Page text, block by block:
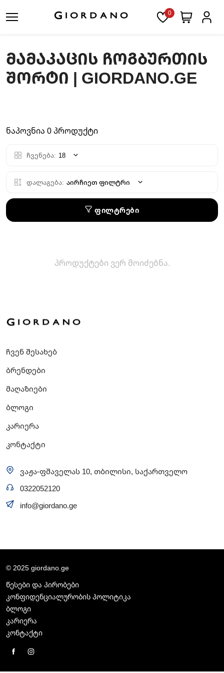
0
ᲛᲐᲛᲐᲙᲐᲪᲘᲡ ᲩᲝᲒᲑᲣᲠᲗᲘᲡ
ᲨᲝᲠᲢᲘ | GIORDANO.GE
ნაპოვნია 0 პროდუქტი
ჩვენება: 18
დალაგება: აირჩიეთ ფილტრი
ფილტრები
პროდუქტები ვერ მოიძებნა.
ჩვენ შესახებ
ბრენდები
მაღაზიები
ბლოგი
კარიერა
კონტაქტი
ვაჟა-ფშაველას 10, თბილისი, საქართველო
0322052120
info@giordano.ge
© 2025 giordano.ge
წესები და პირობები
კონფიდენციალურობის პოლიტიკა
ბლოგი
კარიერა
კონტაქტი